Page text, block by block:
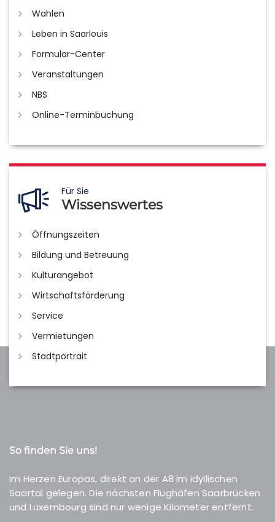
Wahlen
Leben in Saarlouis
Formular-Center
Veranstaltungen
NBS
Online-Terminbuchung
Für Sie
Wissenswertes
Öffnungszeiten
Bildung und Betreuung
Kulturangebot
Wirtschaftsförderung
Service
Vermietungen
Stadtportrait
So finden Sie uns!
Im Herzen Europas, direkt an der A8 im idyllischen
Saartal gelegen. Die nächsten Flughäfen Saarbrücken
und Luxembourg sind nur wenige Kilometer entfernt.